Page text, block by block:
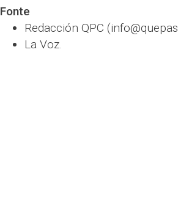
Fonte
Redacción QPC
La Voz.